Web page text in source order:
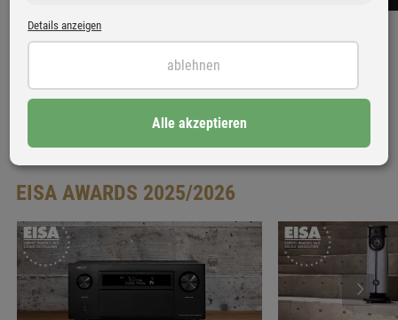
Freitag
Sep 2026
#LAUSCHRAUSCH AN DER #HÖRBAR
Erlebe Norddeutschlands größte Kopfhörermesse
Bad Schwartau
mehrere Termine verfügbar
EISA AWARDS 2025/2026
Details anzeigen
ablehnen
Alle akzeptieren